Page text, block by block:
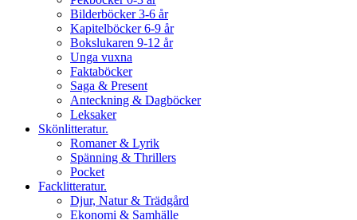
Bilderböcker 3-6 år
Kapitelböcker 6-9 år
Bokslukaren 9-12 år
Unga vuxna
Faktaböcker
Saga & Present
Anteckning & Dagböcker
Leksaker
Skönlitteratur.
Romaner & Lyrik
Spänning & Thrillers
Pocket
Facklitteratur.
Djur, Natur & Trädgård
Ekonomi & Samhälle